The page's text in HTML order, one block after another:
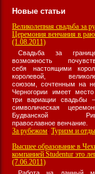
Новые статьи
Великолепная свадьба за
Церемония венчания в
(1.08.2011)
Свадьба за
возможность
себя настоящими
королевой,
союзом, сочтенным на
Черногории имеет
три вариации свадьбы
символическая
Будванской
православное венчание.
За рубежом: Туризм и
Высшее образование в
компанией Studentur это
(7.06.2011)